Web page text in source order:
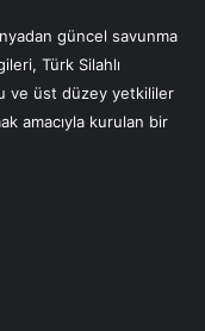
güncel savunma
Türk Silahlı
ve üst düzey yetkililer
amacıyla kurulan bir